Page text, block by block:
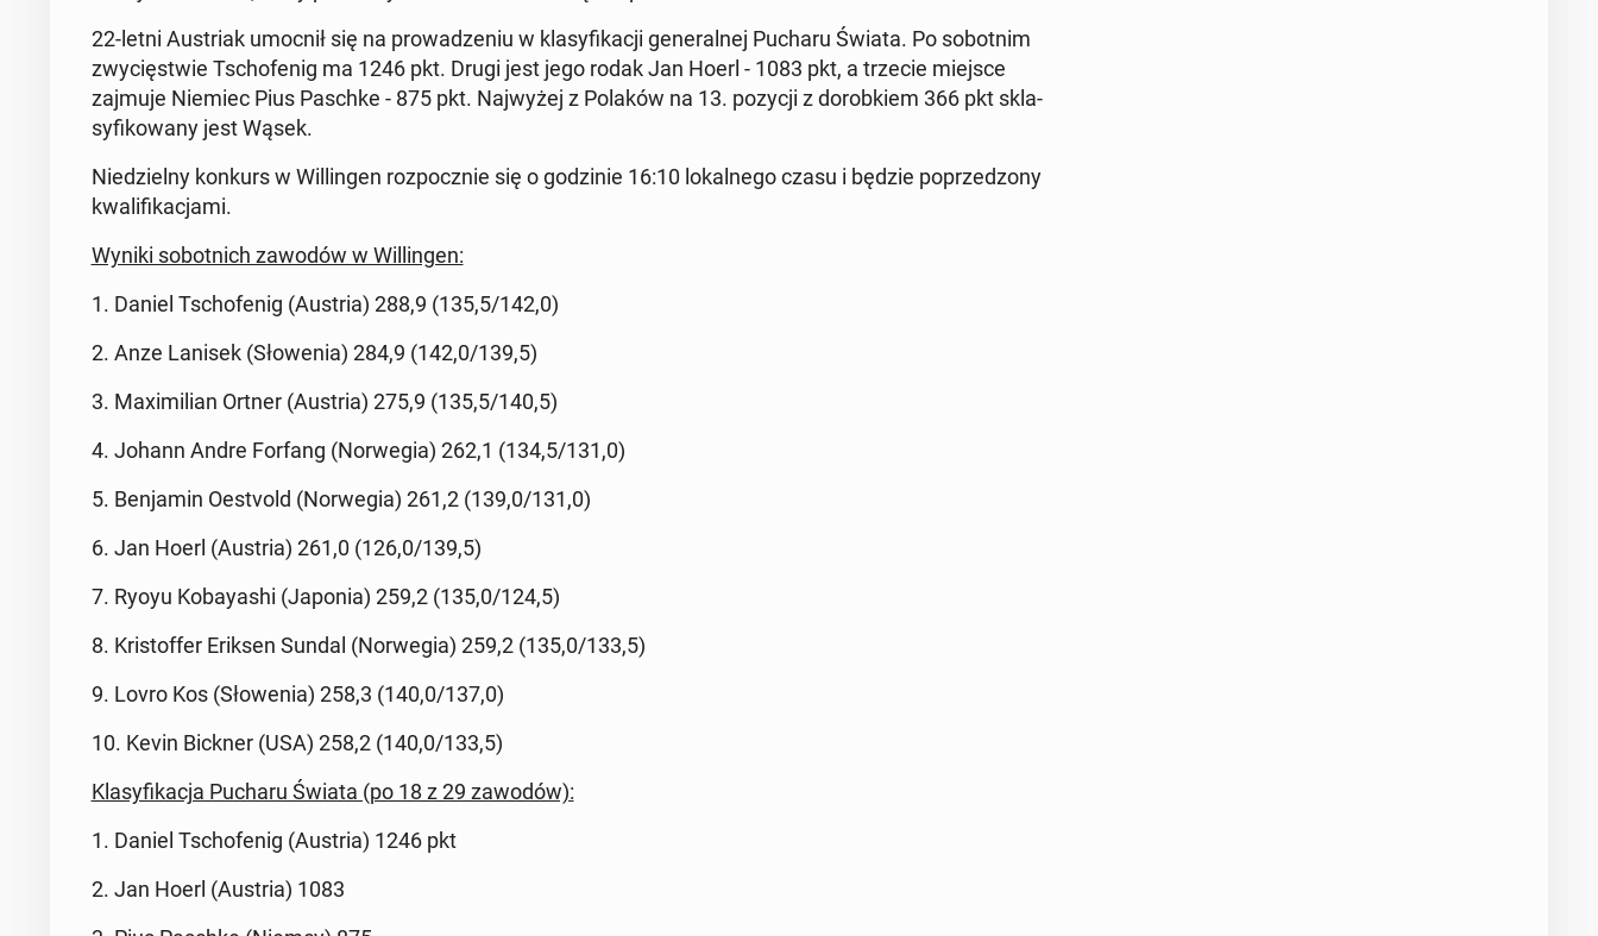
22-letni Au­striak umocnił się na pro­wa­dze­niu w kla­sy­fi­ka­cji ge­ne­ral­nej Pucharu Świata. Po so­bot­nim
zwy­cię­stwie Tscho­fe­nig ma 1246 pkt. Drugi jest jego rodak Jan Hoerl - 1083 pkt, a trzecie miejsce
zajmuje Niemiec Pius Paschke - 875 pkt. Naj­wy­żej z Polaków na 13. pozycji z do­rob­kiem 366 pkt skla­
sy­fi­ko­wa­ny jest Wąsek.
Nie­dziel­ny konkurs w Wil­lin­gen roz­pocz­nie się o go­dzi­nie 16:10 lo­kal­ne­go czasu i będzie po­prze­dzo­ny
kwa­li­fi­ka­cja­mi.
Wyniki so­bot­nich zawodów w Wil­lin­gen:
1. Daniel Tscho­fe­nig (Austria) 288,9 (135,5/142,0)
2. Anze Lanisek (Sło­we­nia) 284,9 (142,0/139,5)
3. Ma­xi­mi­lian Ortner (Austria) 275,9 (135,5/140,5)
4. Johann Andre Forfang (Nor­we­gia) 262,1 (134,5/131,0)
5. Ben­ja­min Oestvold (Nor­we­gia) 261,2 (139,0/131,0)
6. Jan Hoerl (Austria) 261,0 (126,0/139,5)
7. Ryoyu Ko­bay­ashi (Japonia) 259,2 (135,0/124,5)
8. Kri­stof­fer Eriksen Sundal (Nor­we­gia) 259,2 (135,0/133,5)
9. Lovro Kos (Sło­we­nia) 258,3 (140,0/137,0)
10. Kevin Bickner (USA) 258,2 (140,0/133,5)
Kla­sy­fi­ka­cja Pucharu Świata (po 18 z 29 zawodów):
1. Daniel Tscho­fe­nig (Austria) 1246 pkt
2. Jan Hoerl (Austria) 1083